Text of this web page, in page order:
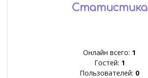
Статистика
Онлайн всего: 1
Гостей: 1
Пользователей: 0